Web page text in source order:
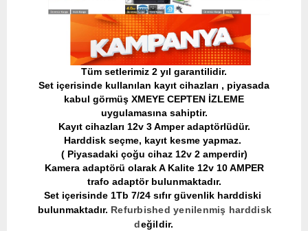
​Tüm setlerimiz 2 yıl garantilidir.
Set içerisinde kullanılan kayıt cihazları , piyasada
kabul görmüş XMEYE CEPTEN İZLEME
uygulamasına sahiptir.
Kayıt cihazları 12v 3 Amper adaptörlüdür.
Harddisk seçme, kayıt kesme yapmaz.
( Piyasadaki çoğu cihaz 12v 2 amperdir)
Kamera adaptörü olarak A Kalite 12v 10 AMPER
trafo adaptör bulunmaktadır.
Set içerisinde 1Tb 7/24 sıfır güvenlik harddiski
bulunmaktadır. Refurbished yenilenmiş harddisk
değildir.